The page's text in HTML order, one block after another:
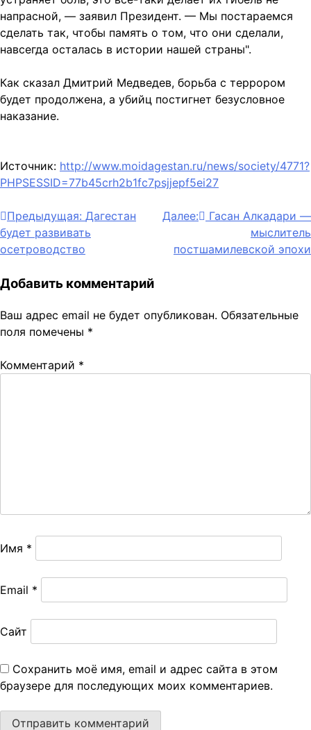
напрасной, — заявил Президент. — Мы постараемся
сделать так, чтобы память о том, что они сделали,
навсегда осталась в истории нашей страны".
Как сказал Дмитрий Медведев, борьба с террором
будет продолжена, а убийц постигнет безусловное
наказание.
Источник: http://www.moidagestan.ru/news/society/4771?
PHPSESSID=77b45crh2b1fc7psjjepf5ei27
Навигация
по
Предыдущая: Дагестан
будет развивать
осетроводство
Далее:
Гасан Алкадари —
мыслитель
постшамилевской эпохи
Добавить комментарий
Ваш адрес email не будет опубликован. Обязательные
поля помечены *
Комментарий *
Имя *
Email *
Сайт
Сохранить моё имя, email и адрес сайта в этом
браузере для последующих моих комментариев.